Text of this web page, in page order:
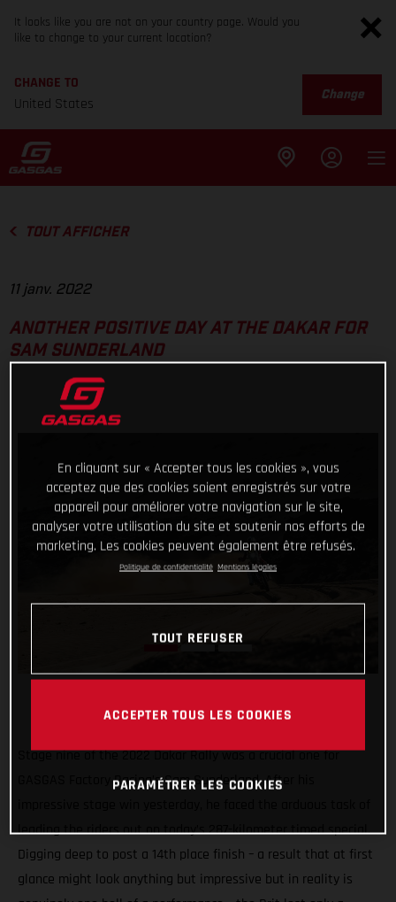
It looks like you are not on your country page. Would you
like to change to your current location?
CHANGE TO
United States
Change
TOUT AFFICHER
11 janv. 2022
ANOTHER POSITIVE DAY AT THE DAKAR FOR
SAM SUNDERLAND
Stage nine of the 2022 Dakar Rally was a crucial one for
GASGAS Factory Racing’s Sam Sunderland. After his
leading the riders out on today’s 287-kilometer timed special.
Digging deep to post a 14th place finish – a result that at first
glance might look anything but impressive but in reality is
En cliquant sur « Accepter tous les cookies », vous
acceptez que des cookies soient enregistrés sur votre
appareil pour améliorer votre navigation sur le site,
analyser votre utilisation du site et soutenir nos efforts de
marketing. Les cookies peuvent également être refusés.
Politique de confidentialité Mentions légales
TOUT REFUSER
ACCEPTER TOUS LES COOKIES
PARAMÉTRER LES COOKIES